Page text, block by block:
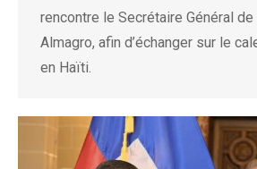
rencontre le Secrétaire Général de
Almagro, afin d’échanger sur le
en Haïti.